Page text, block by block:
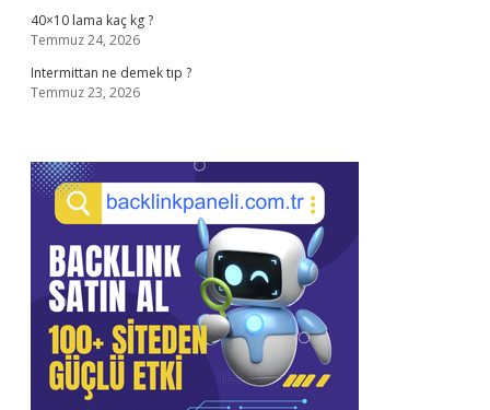
40×10 lama kaç kg ?
Temmuz 24, 2026
Intermittan ne demek tıp ?
Temmuz 23, 2026